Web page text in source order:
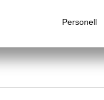
Personell